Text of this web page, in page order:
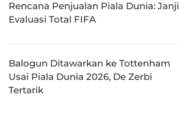
Rencana Penjualan Piala Dunia: Janji
Evaluasi Total FIFA
Balogun Ditawarkan ke Tottenham
Usai Piala Dunia 2026, De Zerbi
Tertarik